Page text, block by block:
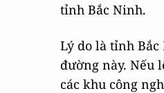
tỉnh Bắc Ninh.
Lý do là tỉnh Bắc
đường này. Nếu
các khu công